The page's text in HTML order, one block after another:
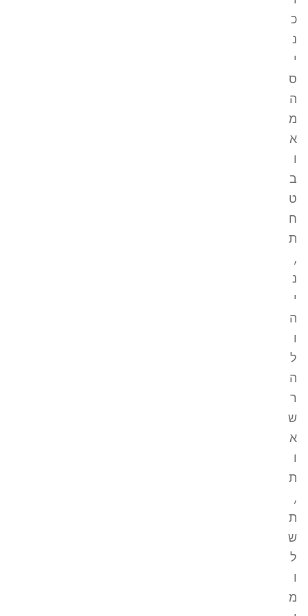
כ
נ
י
ס
ה
מ
א
ו
ב
ט
ח
ת
,
נ
י
ה
ו
ל
ה
ר
ש
א
ו
ת
,
ת
ש
ל
ו
מ